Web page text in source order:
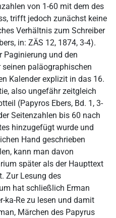
von 1-60 mit dem des
trifft jedoch zunächst keine
Verhältnis zum Schreiber
in: ZÄS 12, 1874, 3-4).
Paginierung und den
paläographischen
Kalender explizit in das 16.
also ungefähr zeitgleich
(Papyros Ebers, Bd. 1, 3-
Seitenzahlen bis 60 nach
hinzugefügt wurde und
Hand geschrieben
kann man davon
später als der Haupttext
Zur Lesung des
hat schließlich Erman
ka-Re zu lesen und damit
Märchen des Papyrus